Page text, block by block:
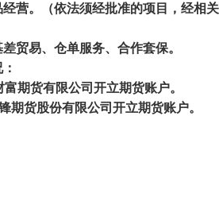
营。（依法须经批准的项目，经相
贸易、仓单服务、合作套保。
期货有限公司开立期货账户。
期货股份有限公司开立期货账户。